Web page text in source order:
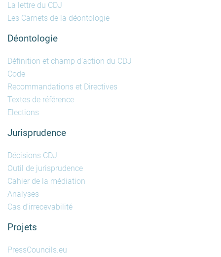
La lettre du CDJ
Les Carnets de la déontologie
Déontologie
Définition et champ d'action du CDJ
Code
Recommandations et Directives
Textes de référence
Elections
Jurisprudence
Décisions CDJ
Outil de jurisprudence
Cahier de la médiation
Analyses
Cas d'irrecevabilité
Projets
PressCouncils.eu